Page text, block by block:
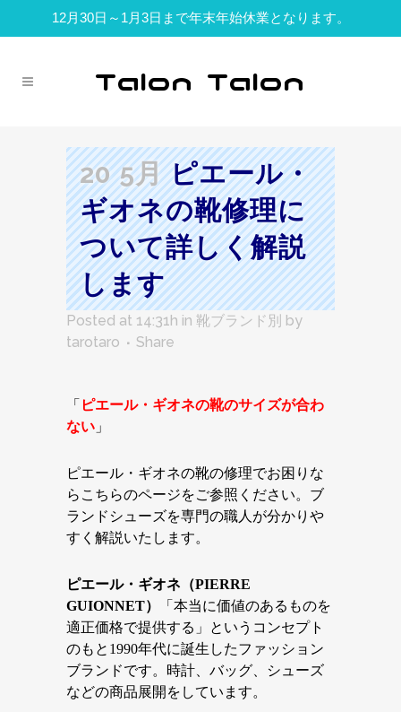
12月30日～1月3日まで年末年始休業となります。
20 5月ピエール・
ギオネの靴修理に
ついて詳しく解説
します
Posted at 14:31h in 靴ブランド別 by
tarotaro
Share
「 ピエール・ギオネの靴のサイズが合わ
ない 」
ピエール・ギオネの靴の修理でお困りな
らこちらのページをご参照ください。ブ
ランドシューズを専門の職人が分かりや
すく解説いたします。
ピエール・ギオネ（PIERRE
GUIONNET）
「本当に価値のあるものを
適正価格で提供する」というコンセプト
のもと1990年代に誕生したファッション
ブランドです。時計、バッグ、シューズ
などの商品展開をしています。